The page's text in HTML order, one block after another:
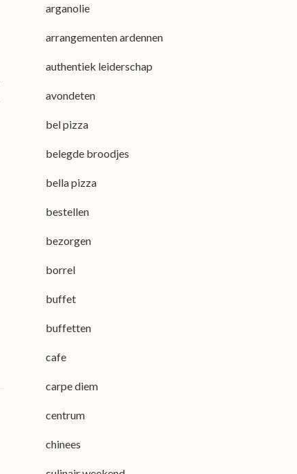
arganolie
arrangementen ardennen
authentiek leiderschap
avondeten
bel pizza
belegde broodjes
bella pizza
bestellen
bezorgen
borrel
buffet
buffetten
cafe
carpe diem
centrum
chinees